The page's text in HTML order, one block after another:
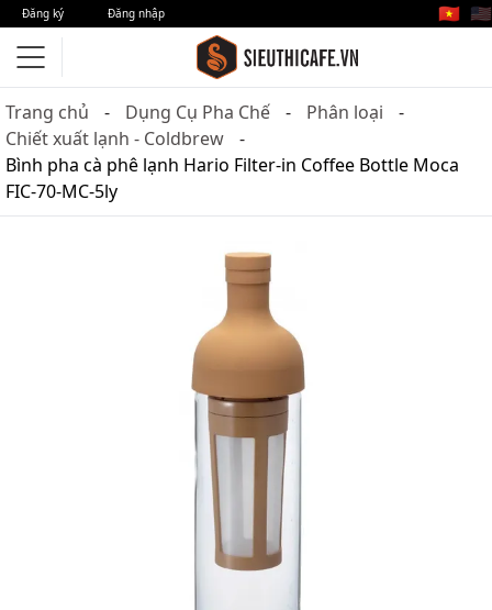
Đăng ký Đăng nhập 🇻🇳 🇺🇸
Trang chủ Dụng Cụ Pha Chế
Phân loại
Chiết xuất lạnh - Coldbrew
Bình pha cà phê lạnh Hario Filter-in Coffee Bottle Moca
FIC-70-MC-5ly